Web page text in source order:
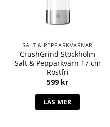
SALT & PEPPARKVARNAR
CrushGrind Stockholm
Salt & Pepparkvarn 17 cm
Rostfri
599 kr
LÄS MER